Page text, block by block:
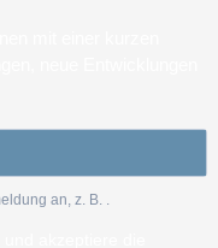
an, z. B.